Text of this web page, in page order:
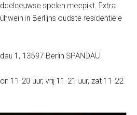
spelen meepikt. Extra
in Berlijns oudste residentiële
1, 13597 Berlin SPANDAU
11-20 uur, vrij 11-21 uur, zat 11-22